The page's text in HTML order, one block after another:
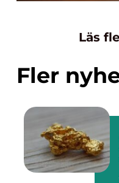
Läs
Fler